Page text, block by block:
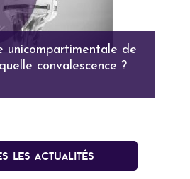
unicompartimentale de
convalescence ?
les actualités